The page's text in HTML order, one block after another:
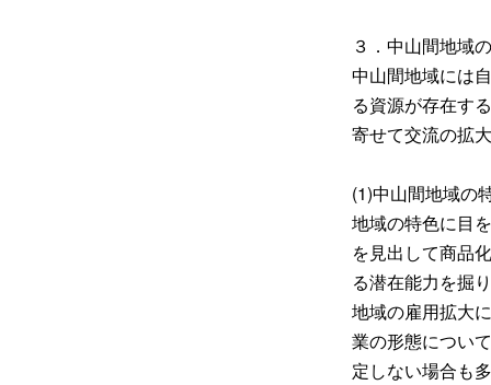
３．中山間地域
中山間地域には
る資源が存在す
寄せて交流の拡
(1)中山間地域の
地域の特色に目
を見出して商品
る潜在能力を掘
地域の雇用拡大
業の形態につい
定しない場合も